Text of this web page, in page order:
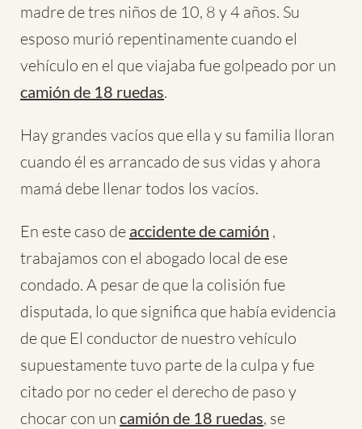
madre de tres niños de 10, 8 y 4 años. Su
esposo murió repentinamente cuando el
vehículo en el que viajaba fue golpeado por un
camión de 18 ruedas.
Hay grandes vacíos que ella y su familia lloran
cuando él es arrancado de sus vidas y ahora
mamá debe llenar todos los vacíos.
En este caso de accidente de camión ,
trabajamos con el abogado local de ese
condado. A pesar de que la colisión fue
disputada, lo que significa que había evidencia
de que El conductor de nuestro vehículo
supuestamente tuvo parte de la culpa y fue
citado por no ceder el derecho de paso y
chocar con un camión de 18 ruedas, se